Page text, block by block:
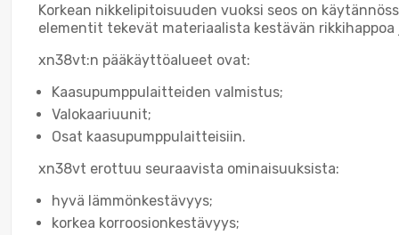
Korkean nikkelipitoisuuden vuoksi seos on
elementit tekevät materiaalista kestävän
xn38vt:n pääkäyttöalueet ovat:
Kaasupumppulaitteiden valmistus;
Valokaariuunit;
Osat kaasupumppulaitteisiin.
xn38vt erottuu seuraavista ominaisuuksista:
hyvä lämmönkestävyys;
korkea korroosionkestävyys;